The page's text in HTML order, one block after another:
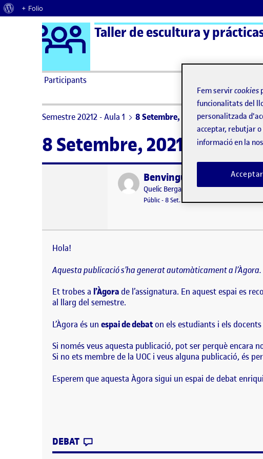
Quant al WordPress
+ Folio
Saltar al contingut Logo Ágora
Taller de escultura y
Participants
Semestre 20212 - Aula 1 8 Setembre, 2021
8 Setembre, 2021
Publicat perBenvinguts i benvingudes!
Publicat per
Quelic Berga Carreras
Visibilitat:
Públic-Data de publicació
8 Set. 2021
Hola! Aquesta publicació s’ha generat
Hola!
Aquesta publicació s’ha generat automàticament a l’Àgora.
Et trobes a l’Àgora de l’assignatura. En aquest espai es
al llarg del semestre.
L’Àgora és un espai de debaton els estudiants i els
Si només veus aquesta publicació, pot ser perquè encara
Si no ets membre de la UOC i veus alguna publicació, és
Esperem que aquesta Àgora sigui un espai de debat
DEBAT
Fem servircookies
funcionalitats del
personalitzada
acceptar, rebutjar
informació en la
Acceptar